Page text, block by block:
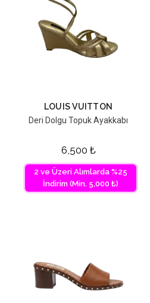
LOUIS VUITTON
Deri Dolgu Topuk Ayakkabı
6,500 ₺
2 ve Üzeri Alımlarda %25
İndirim (Min. 5,000 ₺)